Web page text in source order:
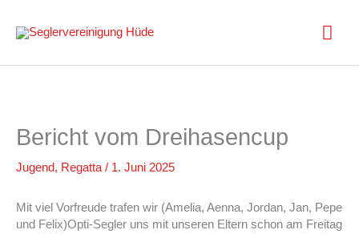
Inhalt
springen
Bericht vom Dreihasencup
Jugend, Regatta/ 1. Juni 2025
Mit viel Vorfreude trafen wir (Amelia, Aenna, Jordan, Jan, Pepe
und Felix)Opti-Segler uns mit unseren Eltern schon am Freitag